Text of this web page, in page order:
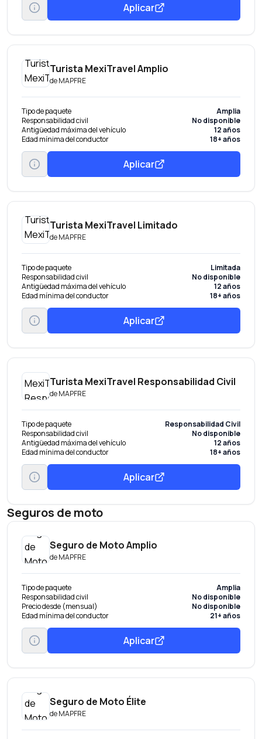
Aplicar
Turista MexiTravel Amplio
deMAPFRE
Tipo de paquete
Amplia
Responsabilidad civil
No disponible
Antigüedad máxima del vehículo
12 años
Edad mínima del conductor
18+ años
Aplicar
Turista MexiTravel Limitado
deMAPFRE
Tipo de paquete
Limitada
Responsabilidad civil
No disponible
Antigüedad máxima del vehículo
12 años
Edad mínima del conductor
18+ años
Aplicar
Turista MexiTravel Responsabilidad Civil
deMAPFRE
Tipo de paquete
Responsabilidad Civil
Responsabilidad civil
No disponible
Antigüedad máxima del vehículo
12 años
Edad mínima del conductor
18+ años
Aplicar
Seguros de moto
Seguro de Moto Amplio
deMAPFRE
Tipo de paquete
Amplia
Responsabilidad civil
No disponible
Precio desde (mensual)
No disponible
Edad mínima del conductor
21+ años
Aplicar
Seguro de Moto Élite
deMAPFRE